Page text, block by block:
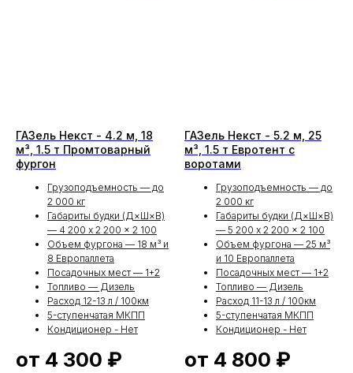
ГАЗель Некст - 4.2 м, 18
м³, 1.5 т Промтоварный
фургон
Грузоподъемность — до
2 000 кг
Габариты будки (Д×Ш×В)
— 4 200 x 2 200 x 2 100
Объем фургона — 18 м³ и
8 Европаллета
Посадочных мест — 1+2
Топливо — Дизель
Расход 12-13 л / 100км
5-ступенчатая МКПП
Кондиционер - Нет
от 4 300 ₽
ГАЗель Некст - 5.2 м, 25
м³, 1.5 т Евротент с
воротами
Грузоподъемность — до
2 000 кг
Габариты будки (Д×Ш×В)
— 5 200 x 2 200 x 2 100
Объем фургона — 25 м³
и 10 Европаллета
Посадочных мест — 1+2
Топливо — Дизель
Расход 11-13 л / 100км
5-ступенчатая МКПП
Кондиционер - Нет
от 4 800 ₽
Прокат Фиат Дукато без водителя на несколько
суток для переезда или перевозки груза, это
аренде грузового автомобиля.
Остались вопросы?
Оставьте заявку, мы свяжемся и
проконсультируем Вас